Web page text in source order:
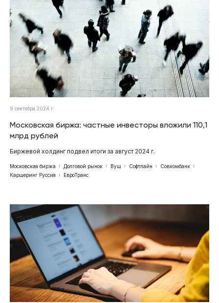
9 сентября 2024 г.
Московская биржа: частные инвесторы вложили 110,1
млрд рублей
Биржевой холдинг подвел итоги за август 2024 г.
Московская биржа Долговой рынок Вуш Софтлайн
Совкомбанк
Каршеринг Руссия
ЕвроТранс